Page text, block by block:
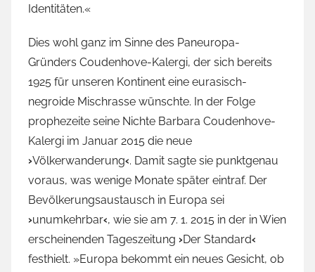
Identitäten.«
Dies wohl ganz im Sinne des Paneuropa-
Gründers Coudenhove-Kalergi, der sich bereits
1925 für unseren Kontinent eine eurasisch-
negroide Mischrasse wünschte. In der Folge
prophezeite seine Nichte Barbara Coudenhove-
Kalergi im Januar 2015 die neue
›Völkerwanderung‹. Damit sagte sie punktgenau
voraus, was wenige Monate später eintraf. Der
Bevölkerungsaustausch in Europa sei
›unumkehrbar‹, wie sie am 7. 1. 2015 in der in Wien
erscheinenden Tageszeitung ›Der Standard‹
festhielt. »Europa bekommt ein neues Gesicht, ob